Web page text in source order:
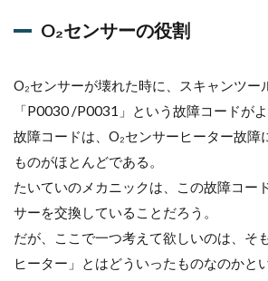
サー
の話
1.1.1
O₂セン
役割
1.1.2
O₂セン
サーを
る理由
1.1.3
O₂センサーの役割
O₂センサーが壊れた時に、スキャンツー
「P0030 /P0031」という故障コードが
故障コードは、O₂センサーヒーター故障
ものがほとんどである。
たいていのメカニックは、この故障コー
サーを交換していることだろう。
だが、ここで一つ考えて欲しいのは、そ
ヒーター」とはどういったものなのかと